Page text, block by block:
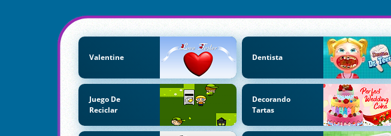
Valentine Dentista
Juego De
Reciclar
Decorando
Tartas